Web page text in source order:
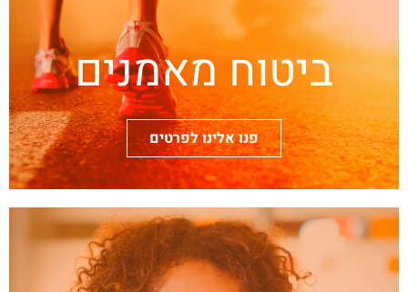
ביטוח מאמנים
פנו אלינו לפרטים